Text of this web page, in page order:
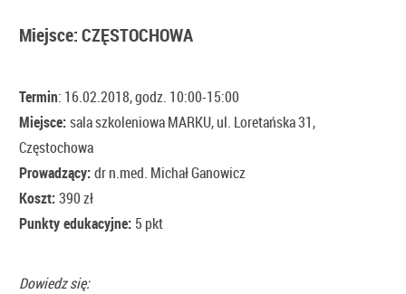
Miejsce: CZĘSTOCHOWA
Termin: 16.02.2018, godz. 10:00-15:00
Miejsce:sala szkoleniowa MARKU, ul. Loretańska 31,
Częstochowa
Prowadzący:dr n.med. Michał Ganowicz
Koszt:390 zł
Punkty edukacyjne: 5 pkt
Dowiedz się: